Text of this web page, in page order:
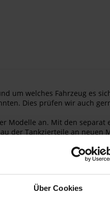
Über Cookies
um welches Fahrzeug es
Dies prüfen wir auch
Modelle an. Mit den separat
der Tankzierteile an neuen
ob die gesamte
angeboten. Für alle